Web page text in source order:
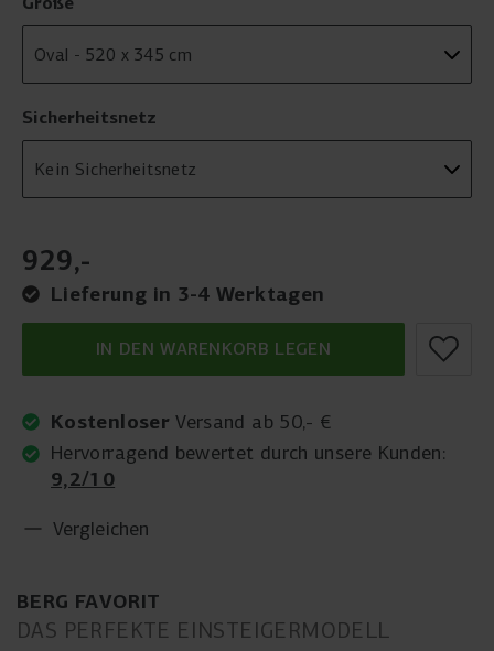
BERG FAVORIT
DAS PERFEKTE EINSTEIGERMODELL
Sicherheitsnetz
929,-
Lieferung in 3-4 Werktagen
IN DEN WARENKORB LEGEN
KostenloserVersand ab 50,- €
Hervorragend bewertet durch unsere Kunden:
9,2/10
Vergleichen